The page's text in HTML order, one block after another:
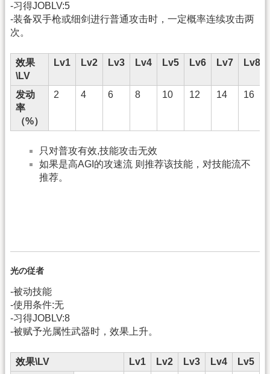
-习得JOBLV:5
-装备双手枪或细剑进行普通攻击时，一定概率连续攻击两
次。
效果
\LV
Lv1 Lv2 Lv3 Lv4 Lv5 Lv6 Lv7 Lv8
发动
率
（%）
2 4 6 8 10 12 14 16
只对普攻有效,技能攻击无效
如果是高AGI的攻速流 则推荐该技能，对技能流不
推荐。
光の従者
-被动技能
-使用条件:无
-习得JOBLV:8
-被赋予光属性武器时，效果上升。
效果\LV Lv1 Lv2 Lv3 Lv4
Lv5